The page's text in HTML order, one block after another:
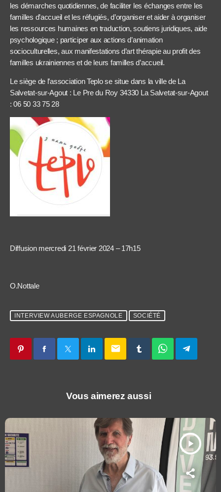
les démarches quotidiennes, de faciliter les échanges entre les
familles d’accueil et les réfugiés, d’organiser et aider à organiser
les ressources humaines en traduction, soutiens juridiques, aide
psychologique ; participer aux actions d’animation
socioculturelles, aux manifestations d’art thérapie au profit des
familles ukrainiennes et de leurs familles d’accueil.
Le siège de l’association Teplo se situe dans la ville de La
Salvetat-sur-Agout : Le Pre du Roy 34330 La Salvetat-sur-Agout
: 06 50 33 75 28
Diffusion mercredi 21 février 2024 – 17h15
O.Nottale
INTERVIEW AUBERGE ESPAGNOLE SOCIÉTÉ
email
Vous aimerez aussi
play_arrow